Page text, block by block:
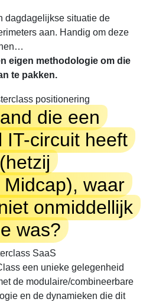
dagdagelijkse situatie de
aan. Handig om deze
eigen methodologie om die
te pakken.
die een
IT-circuit heeft
waar
onmiddellijk
was?
een unieke gelegenheid
de modulaire/combineerbare
en de dynamieken die dit